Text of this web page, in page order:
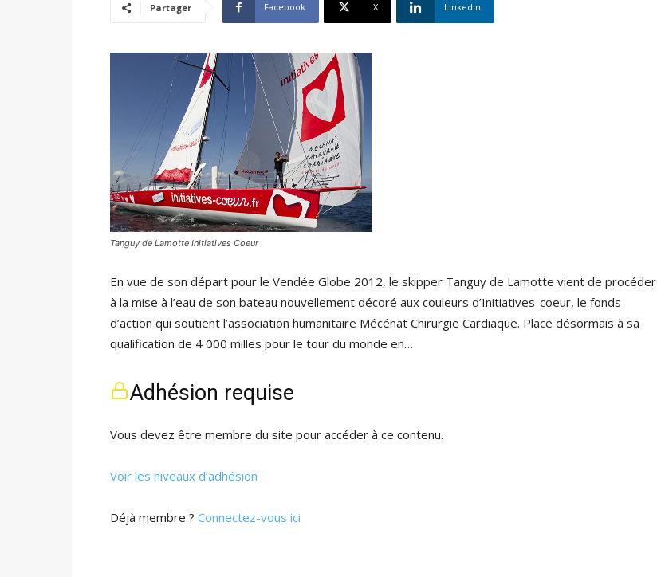
Partager Facebook X Linkedin
Tanguy de Lamotte Initiatives Coeur
En vue de son départ pour le Vendée Globe 2012, le skipper Tanguy de Lamotte vient de procéder
à la mise à l’eau de son bateau nouvellement décoré aux couleurs d’Initiatives-coeur, le fonds
d’action qui soutient l’association humanitaire Mécénat Chirurgie Cardiaque. Place désormais à sa
qualification de 4 000 milles pour le tour du monde en…
Adhésion requise
Vous devez être membre du site pour accéder à ce contenu.
Voir les niveaux d’adhésion
Déjà membre ? Connectez-vous ici